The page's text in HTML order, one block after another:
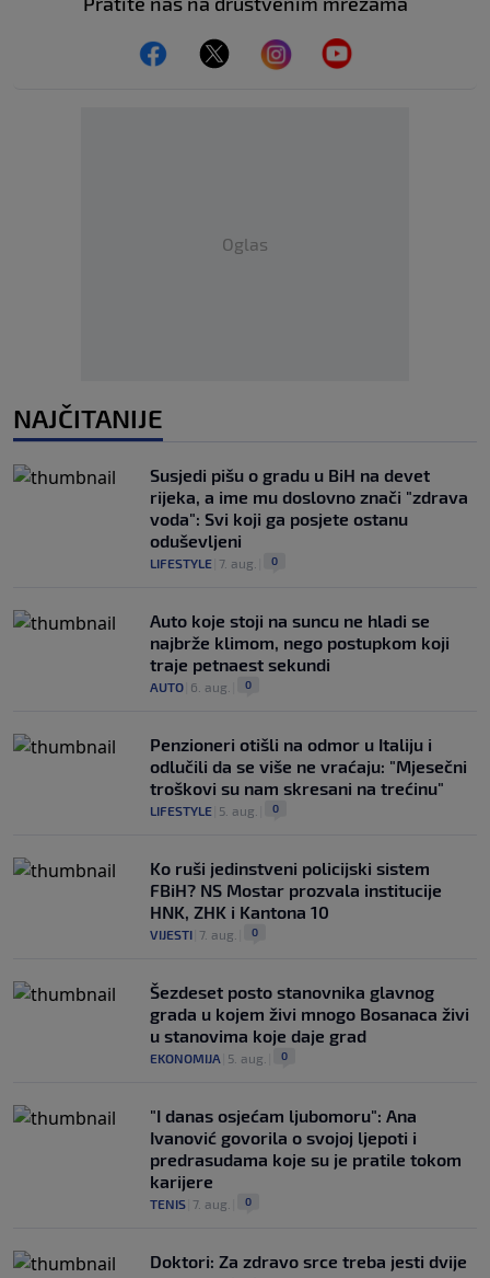
Oglas
NAJČITANIJE
Susjedi pišu o gradu u BiH na devet
rijeka, a ime mu doslovno znači "zdrava
voda": Svi koji ga posjete ostanu
oduševljeni
LIFESTYLE 7. aug. 0
Auto koje stoji na suncu ne hladi se
najbrže klimom, nego postupkom koji
traje petnaest sekundi
AUTO 6. aug. 0
Penzioneri otišli na odmor u Italiju i
odlučili da se više ne vraćaju: "Mjesečni
troškovi su nam skresani na trećinu"
LIFESTYLE 5. aug. 0
Ko ruši jedinstveni policijski sistem
FBiH? NS Mostar prozvala institucije
HNK, ZHK i Kantona 10
VIJESTI 7. aug. 0
Šezdeset posto stanovnika glavnog
grada u kojem živi mnogo Bosanaca živi
u stanovima koje daje grad
EKONOMIJA 5. aug. 0
"I danas osjećam ljubomoru": Ana
Ivanović govorila o svojoj ljepoti i
predrasudama koje su je pratile tokom
karijere
TENIS 7. aug. 0
Doktori: Za zdravo srce treba jesti dvije